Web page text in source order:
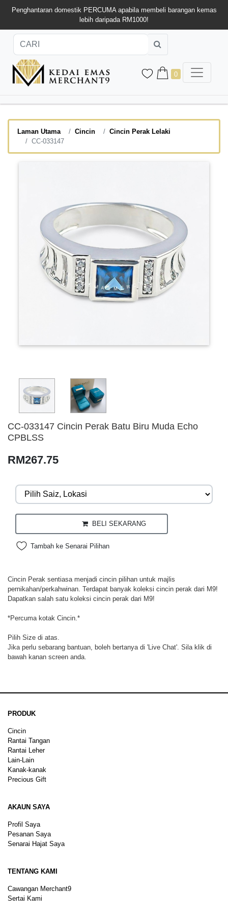
Penghantaran domestik PERCUMA apabila membeli barangan kemas
lebih daripada RM1000!
0
Laman Utama Cincin
Cincin Perak Lelaki
CC-033147
CC-033147 Cincin Perak Batu Biru Muda Echo
CPBLSS
RM267.75
BELI SEKARANG
Tambah ke Senarai Pilihan
Cincin Perak sentiasa menjadi cincin pilihan untuk majlis
pernikahan/perkahwinan. Terdapat banyak koleksi cincin perak dari M9!
Dapatkan salah satu koleksi cincin perak dari M9!
*Percuma kotak Cincin.*
Pilih Size di atas.
Jika perlu sebarang bantuan, boleh bertanya di 'Live Chat'. Sila klik di
bawah kanan screen anda.
PRODUK
Cincin
Rantai Tangan
Rantai Leher
Lain-Lain
Kanak-kanak
Precious Gift
AKAUN SAYA
Profil Saya
Pesanan Saya
Senarai Hajat Saya
TENTANG KAMI
Cawangan Merchant9
Sertai Kami